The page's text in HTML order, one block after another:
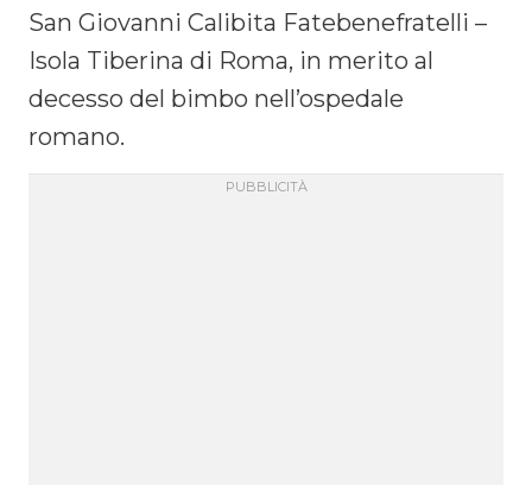
San Giovanni Calibita Fatebenefratelli –
Isola Tiberina di Roma, in merito al
decesso del bimbo nell’ospedale
romano.